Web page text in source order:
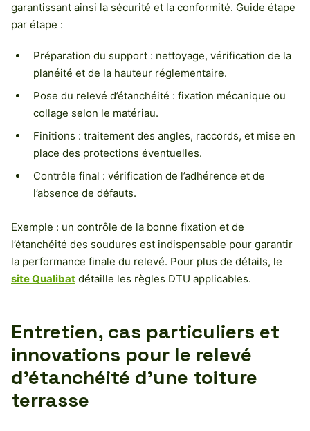
garantissant ainsi la sécurité et la conformité. Guide étape
par étape :
Préparation du support : nettoyage, vérification de la
planéité et de la hauteur réglementaire.
Pose du relevé d’étanchéité : fixation mécanique ou
collage selon le matériau.
Finitions : traitement des angles, raccords, et mise en
place des protections éventuelles.
Contrôle final : vérification de l’adhérence et de
l’absence de défauts.
Exemple : un contrôle de la bonne fixation et de
l’étanchéité des soudures est indispensable pour garantir
la performance finale du relevé. Pour plus de détails, le
site Qualibat détaille les règles DTU applicables.
Entretien, cas particuliers et
innovations pour le relevé
d’étanchéité d’une toiture
terrasse